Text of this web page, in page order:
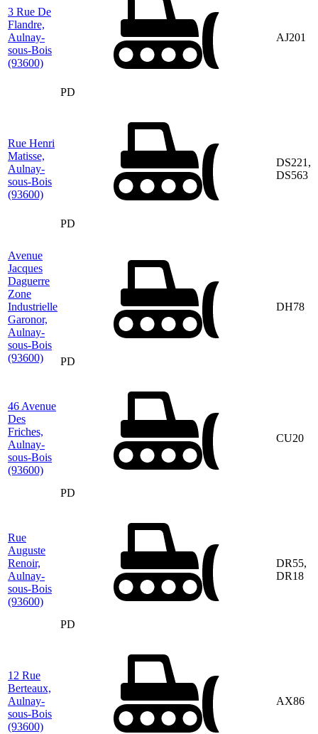
3 Rue De
Flandre,
Aulnay-
sous-Bois
(93600)
PD
AJ201
Rue Henri
Matisse,
Aulnay-
sous-Bois
(93600)
PD
DS221,
DS563
Avenue
Jacques
Daguerre
Zone
Industrielle
Garonor,
Aulnay-
sous-Bois
(93600)
PD
DH78
46 Avenue
Des
Friches,
Aulnay-
sous-Bois
(93600)
PD
CU20
Rue
Auguste
Renoir,
Aulnay-
sous-Bois
(93600)
PD
DR55,
DR18
12 Rue
Berteaux,
Aulnay-
sous-Bois
(93600)
AX86